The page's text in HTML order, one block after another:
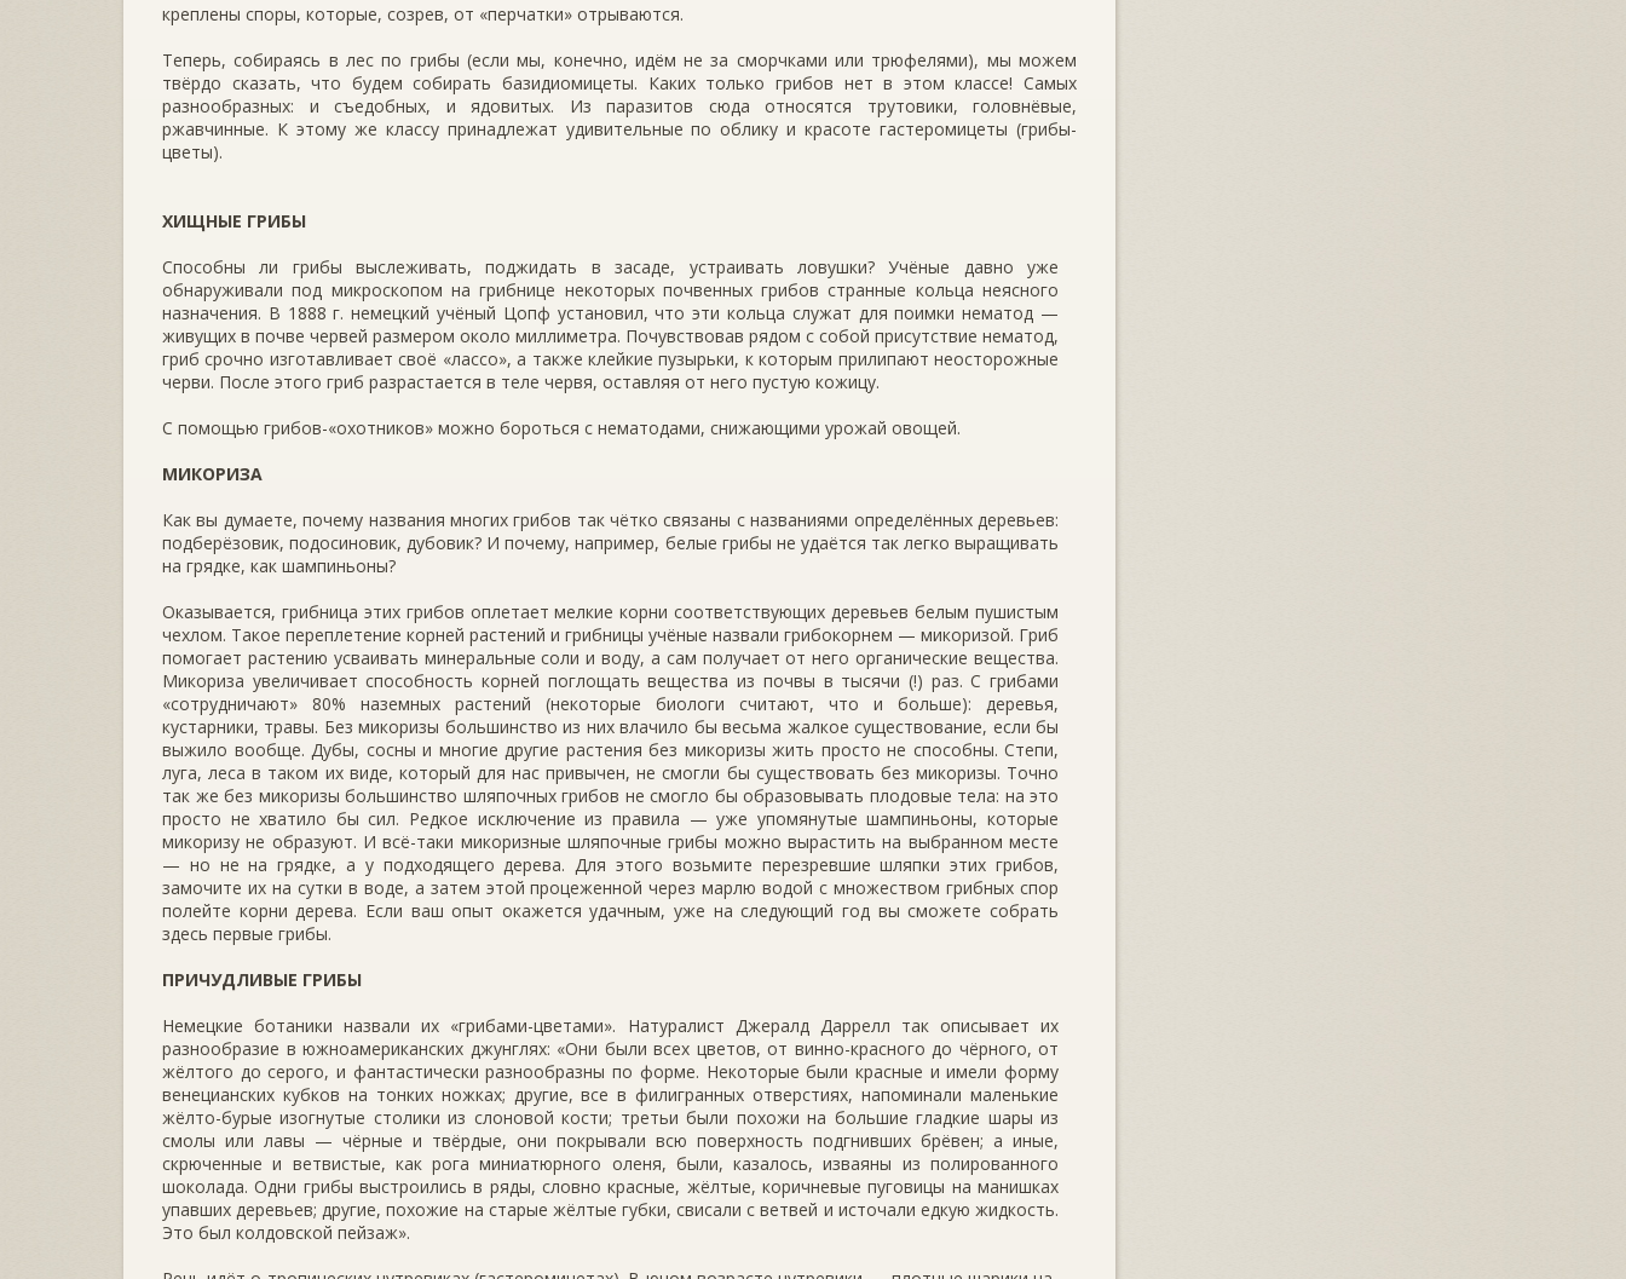
креплены споры, которые, созрев, от «пер­чатки» отрываются.
Теперь, собираясь в лес по грибы (если мы, конечно, идём не за сморчками или трюфе­лями), мы можем
твёрдо сказать, что будем собирать базидиомицеты. Каких только грибов нет в этом классе! Самых
разнообразных: и съедобных, и ядовитых. Из паразитов сюда относятся трутовики, головнёвые,
ржавчинные. К этому же классу принадлежат удивительные по облику и красоте гастеромицеты (грибы-
цветы).
ХИЩНЫЕ ГРИБЫ
Способны ли грибы выслежи­вать, поджидать в засаде, ус­траивать ловушки? Учёные давно уже
обнаруживали под микроско­пом на грибнице некоторых поч­венных грибов странные кольца неясного
назначения. В 1888 г. не­мецкий учёный Цопф установил, что эти кольца служат для поимки нематод —
живущих в почве червей размером около миллиметра. Почувствовав рядом с собой присутствие нема­тод,
гриб срочно изготавливает своё «лассо», а также клейкие пузырьки, к которым прилипают неосторожные
черви. После этого гриб разрастается в теле червя, оставляя от него пустую кожицу.
С помощью грибов-«охотников» можно бороться с немато­дами, снижающими урожай овощей.
МИКОРИЗА
Как вы думаете, почему на­звания многих грибов так чётко связаны с названиями определённых деревьев:
под­берёзовик, подосиновик, ду­бовик? И почему, например, белые грибы не удаётся так легко выращивать
на грядке, как шампиньоны?
Оказывается, грибница этих грибов оплетает мелкие корни соответствующих де­ревьев белым пушистым
чех­лом. Такое переплетение корней растений и грибницы учёные назвали грибокорнем — микоризой. Гриб
помогает рас­тению усваивать минеральные соли и воду, а сам получает от него органические вещест­ва.
Микориза увеличивает спо­собность корней поглощать вещества из почвы в тыся­чи (!) раз. С грибами
«сотруд­ничают» 80% наземных растений (некоторые биологи считают, что и больше): де­ревья,
кустарники, травы. Без микоризы большинство из них влачило бы весьма жалкое су­ществование, если бы
выжило вообще. Дубы, сосны и многие другие растения без микоризы жить просто не способны. Степи,
луга, леса в таком их виде, который для нас привы­чен, не смогли бы существо­вать без микоризы. Точно
так же без микоризы большинство шляпочных грибов не смогло бы образовывать плодовые те­ла: на это
просто не хватило бы сил. Редкое исключение из правила — уже упомянутые шампиньоны, которые
микоризу не образуют. И всё-таки микоризные шляпочные грибы можно вырастить на выбранном месте
— но не на грядке, а у подходящего дере­ва. Для этого возьмите пере­зревшие шляпки этих грибов,
замочите их на сутки в воде, а затем этой процеженной че­рез марлю водой с множест­вом грибных спор
полейте корни дерева. Если ваш опыт окажется удачным, уже на сле­дующий год вы сможете соб­рать
здесь первые грибы.
ПРИЧУДЛИВЫЕ ГРИБЫ
Немецкие ботаники назвали их «грибами-цветами». На­туралист Джералд Даррелл так описывает их
разнооб­разие в южноамериканских джунглях: «Они были всех цветов, от винно-красного до чёрного, от
жёлтого до серо­го, и фантастически разнообразны по форме. Некоторые были красные и имели форму
венецианских кубков на тонких ножках; другие, все в филигранных отверстиях, на­поминали маленькие
жёлто-бурые изогнутые столики из слоновой кости; третьи были похожи на большие гладкие шары из
смолы или лавы — чёрные и твёрдые, они покры­вали всю поверхность подгнивших брёвен; а иные,
скрючен­ные и ветвистые, как рога миниатюрного оленя, были, казалось, изваяны из полированного
шоколада. Одни грибы выстроились в ряды, словно красные, жёлтые, коричневые пуговицы на манишках
упавших деревьев; другие, похожие на старые жёлтые губки, свисали с ветвей и источали едкую жидкость.
Это был колдовской пейзаж».